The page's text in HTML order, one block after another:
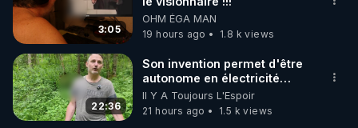
Rendez-vous sur http://rgnr.li/lechoubrave
code : REGENERE10
▶ 30 jours gratuit sur l’application de méditation et
de bien-être ENVOL :
Rendez-vous sur https://www.envol.app/code
quelques années, face à
l’évidence scientifique, la
croyance tomberait. À Caen,
où je résidais alors, je
diffusais un tract que j’avais
moi-même rédigé, intitulé:
"La vérité, enfin." L’adresse
postale de mon association y
3:05
OHM ÉGA MAN
19 hours ago
1.8 k views
22:36
Son invention permet d'être
autonome en électricité
avec un simple ruisseau
Il Y A Toujours L'Espoir
21 hours ago
1.5 k views